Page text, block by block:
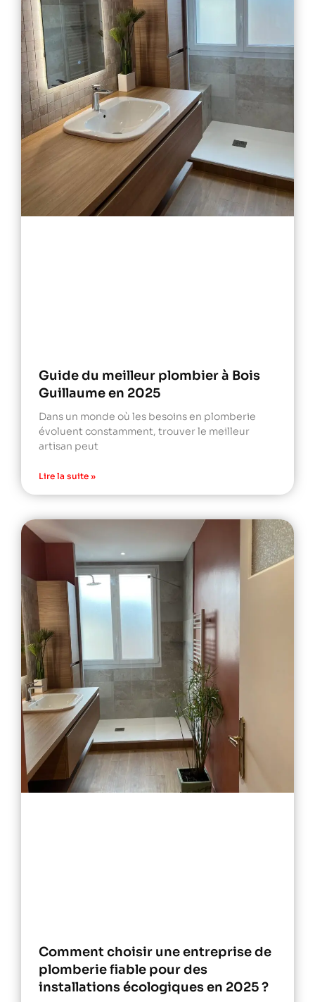
Guide du meilleur plombier à Bois
Guillaume en 2025
Dans un monde où les besoins en plomberie
évoluent constamment, trouver le meilleur
artisan peut
Lire la suite »
Comment choisir une entreprise de
plomberie fiable pour des
installations écologiques en 2025 ?